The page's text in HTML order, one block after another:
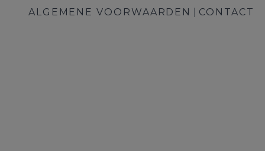
ALGEMENE VOORWAARDEN
CONTACT